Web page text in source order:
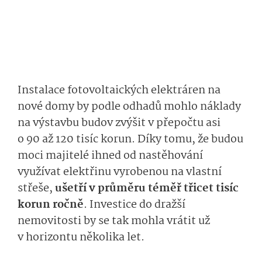
Instalace fotovoltaických elektráren na
nové domy by podle odhadů mohlo náklady
na výstavbu budov zvýšit v přepočtu asi
o 90 až 120 tisíc korun. Díky tomu, že budou
moci majitelé ihned od nastěhování
využívat elektřinu vyrobenou na vlastní
střeše,ušetří v průměru téměř třicet tisíc
korun ročně. Investice do dražší
nemovitosti by se tak mohla vrátit už
v horizontu několika let.